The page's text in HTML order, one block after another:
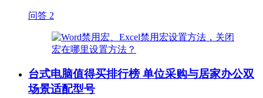
问答 2
台式电脑值得买排行榜 单位采购与居家办公双
场景适配型号